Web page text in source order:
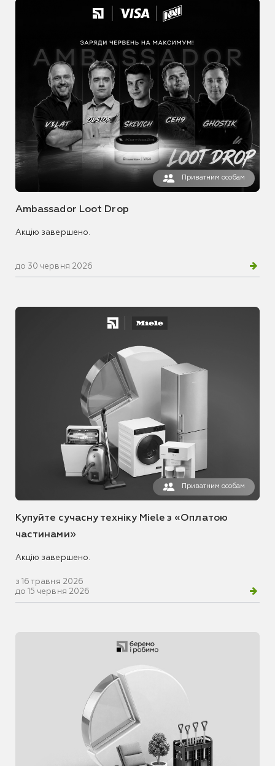
Приватним особам
Ambassador Loot Drop
Акцію завершено.
до 30 червня 2026
Приватним особам
Купуйте сучасну техніку Miele з «Оплатою
частинами»
Акцію завершено.
з 16 травня 2026
до 15 червня 2026